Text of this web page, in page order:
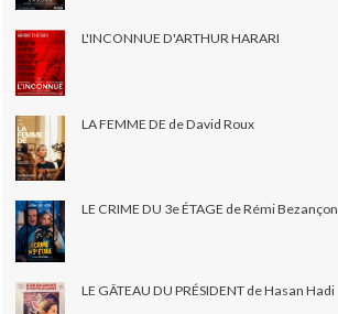
L'INCONNUE D'ARTHUR HARARI
LA FEMME DE de David Roux
LE CRIME DU 3e ÉTAGE de Rémi Bezançon
LE GÂTEAU DU PRÉSIDENT de Hasan Hadi